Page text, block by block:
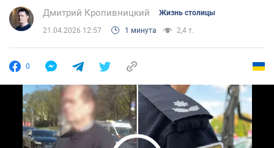
Дмитрий Кропивницкий Жизнь столицы
21.04.2026 12:57 1 минута 2,4 т.
0